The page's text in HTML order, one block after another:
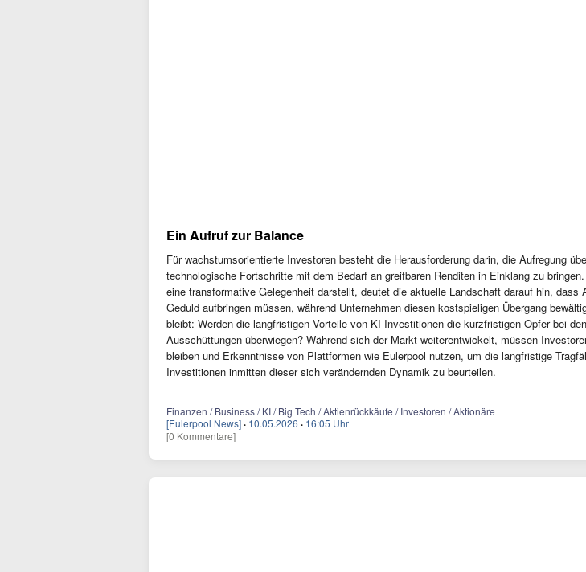
Ein Aufruf zur Balance
Für wachstumsorientierte Investoren besteht die Herausforderung darin, die Aufregung
technologische Fortschritte mit dem Bedarf an greifbaren Renditen in Einklang zu
eine transformative Gelegenheit darstellt, deutet die aktuelle Landschaft darauf hin, dass
Geduld aufbringen müssen, während Unternehmen diesen kostspieligen Übergang
bleibt: Werden die langfristigen Vorteile von KI-Investitionen die kurzfristigen Opfer bei den
Ausschüttungen überwiegen? Während sich der Markt weiterentwickelt, müssen
bleiben und Erkenntnisse von Plattformen wie Eulerpool nutzen, um die langfristige
Investitionen inmitten dieser sich verändernden Dynamik zu beurteilen.
Finanzen / Business / KI / Big Tech / Aktienrückkäufe / Investoren / Aktionäre
[Eulerpool News] · 10.05.2026 · 16:05 Uhr
[0 Kommentare]